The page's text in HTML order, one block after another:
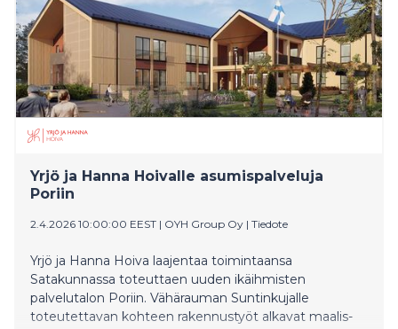
Yrjö ja Hanna Hoivalle asumispalveluja
Poriin
2.4.2026 10:00:00 EEST | OYH Group Oy | Tiedote
Yrjö ja Hanna Hoiva laajentaa toimintaansa
Satakunnassa toteuttaen uuden ikäihmisten
palvelutalon Poriin. Vähärauman Suntinkujalle
toteutettavan kohteen rakennustyöt alkavat maalis-